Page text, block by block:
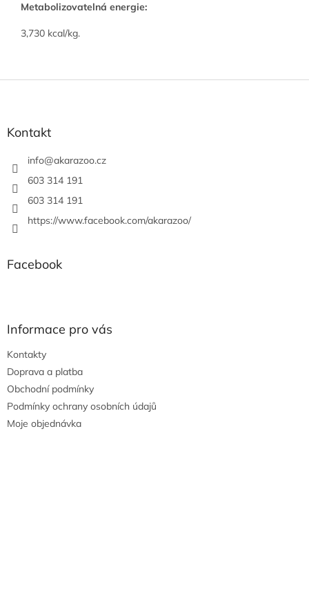
Metabolizovatelná energie:
3,730 kcal/kg.
Kontakt
info@akarazoo.cz
603 314 191
603 314 191
https://www.facebook.com/akarazoo/
Facebook
Informace pro vás
Kontakty
Doprava a platba
Obchodní podmínky
Podmínky ochrany osobních údajů
Moje objednávka